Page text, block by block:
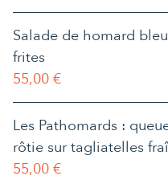
Salade de homard
frites
55,00 €
Les Pathomards :
rôtie sur tagliatelles
55,00 €